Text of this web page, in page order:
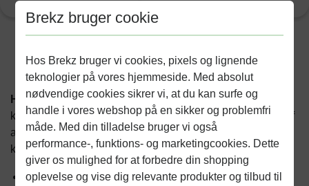
Brekz bruger cookie
Hos Brekz bruger vi cookies, pixels og lignende
teknologier på vores hjemmeside. Med absolut
nødvendige cookies sikrer vi, at du kan surfe og
handle i vores webshop på en sikker og problemfri
måde. Med din tilladelse bruger vi også
performance-, funktions- og marketingcookies. Dette
giver os mulighed for at forbedre din shopping
oplevelse og vise dig relevante produkter og tilbud til
HobbyFirst Canex Adult med lam hundefoderer et
komplet og afbalanceret foder med lam til voksne hunde af
alle racer med et gennemsnitligt energibehov og normal
kropsvægt.
Bidrager til en sund tarmflora